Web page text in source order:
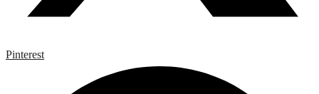
Pinterest